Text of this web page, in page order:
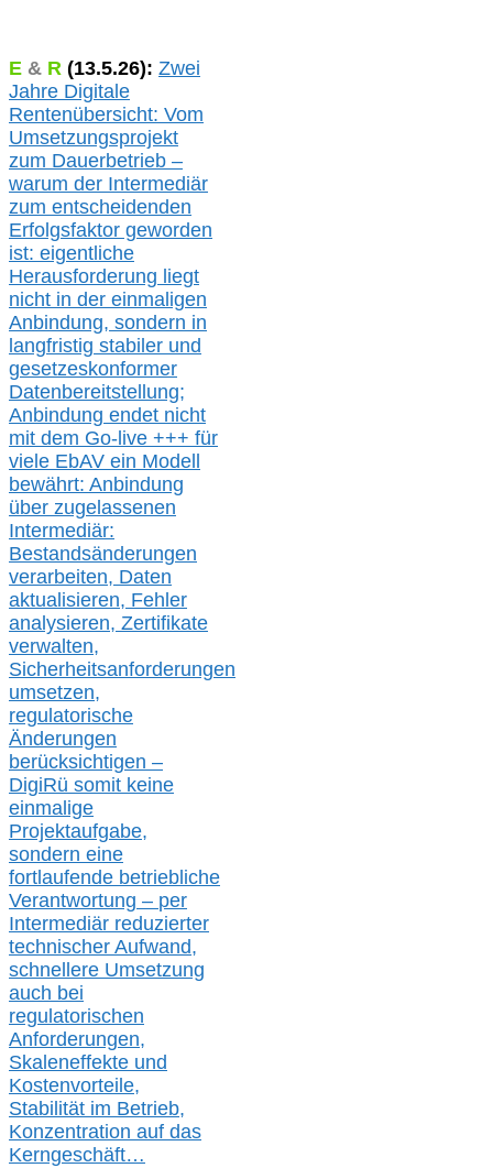
E & R (13.5.26): Zwei
Jahre Digitale
Rentenübersicht: Vom
Umsetzungsprojekt
zum Dauerbetrieb –
warum der Intermediär
zum entscheidenden
Erfolgsfaktor geworden
ist: eigentliche
Herausforderung liegt
nicht in der einmaligen
Anbindung, sondern in
langfristig stabiler und
gesetzeskonformer
Datenbereitstellung;
Anbindung endet nicht
mit dem Go-live +++ für
viele EbAV ein Modell
bewährt: Anbindung
über zugelassenen
Intermediär:
Bestandsänderungen
verarbeiten, Daten
aktualisieren, Fehler
analysieren, Zertifikate
verwalten,
Sicherheitsanforderungen
umsetzen,
regulatorische
Änderungen
berücksichtigen –
DigiRü somit keine
einmalige
Projektaufgabe,
sondern eine
fortlaufende betriebliche
Verantwortung – per
Intermediär reduzierter
technischer Aufwand,
schnellere Umsetzung
auch bei
regulatorischen
Anforderungen,
Skaleneffekte und
Kostenvorteile,
Stabilität im Betrieb,
Konzentration auf das
Kerngeschäft…